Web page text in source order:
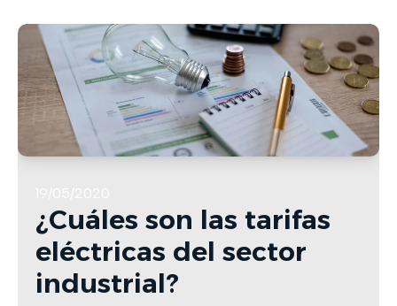
¿Cuáles son las tarifas
eléctricas del sector
industrial?